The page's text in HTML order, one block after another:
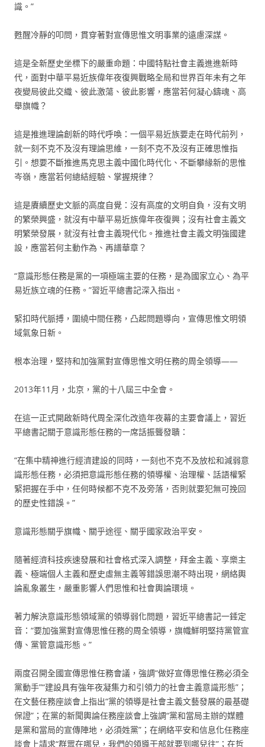
識。”
甦醒冷靜的叩問，貫穿著對宣傳思惟文明事業的遠慮深謀。
這是全新歷史坐標下的嚴重命題：中國特點社會主義進進新時
代，面對中華平易近族偉年夜復興戰略全局和世界百年未有之年
夜變局彼此交織、彼此激蕩、彼此影響，應當若何凝心鑄魂、高
舉旗幟？
這是推進理論創新的時代呼喚：一個平易近族要走在時代前列，
就一刻不克不及沒有理論思維，一刻不克不及沒有正確思惟指
引。想要不斷推進馬克思主義中國化時代化、不斷攀緣新的思惟
岑嶺，應當若何總結經驗、掌握規律？
這是賡續歷史文脈的高度自覺：沒有高度的文明自負，沒有文明
的繁榮興盛，就沒有中華平易近族偉年夜復興；沒有社會主義文
明繁榮發展，就沒有社會主義現代化。推進社會主義文明強國建
設，應當若何主動作為、再譜華章？
“意識形態任務是黨的一項極端主要的任務，是為國家立心、為平
易近族立魂的任務。”習近平總書記深入指出。
緊扣時代脈搏，圍繞中間任務，凸起問題導向，宣傳思惟文明領
域氣象日新。
根本治理，堅持和加強黨對宣傳思惟文明任務的周全領導——
2013年11月，北京，黨的十八屆三中全會。
在這一正式開啟新時代周全深化改造年夜幕的主要會議上，習近
平總書記關于意識形態任務的一席話振聾發聵：
“在集中精神進行經濟建設的同時，一刻也不克不及放松和減弱意
識形態任務，必須把意識形態任務的領導權、治理權、話語權緊
緊把握在手中，任何時候都不克不及旁落，否則就要犯無可挽回
的歷史性錯誤。”
意識形態關乎旗幟、關乎途徑、關乎國家政治平安。
隨著經濟科技疾速發展和社會格式深入調整，拜金主義、享樂主
義、極端個人主義和歷史虛無主義等錯誤思潮不時出現，網絡輿
論亂象叢生，嚴重影響人們思惟和社會輿論環境。
著力解決意識形態領域黨的領導弱化問題，習近平總書記一錘定
音：“要加強黨對宣傳思惟任務的周全領導，旗幟鮮明堅持黨管宣
傳、黨管意識形態。”
兩度召開全國宣傳思惟任務會議，強調“做好宣傳思惟任務必須全
黨動手”“建設具有強年夜凝集力和引領力的社會主義意識形態”；
在文藝任務座談會上指出“黨的領導是社會主義文藝發展的最基礎
保證”；在黨的新聞輿論任務座談會上強調“黨和當局主辦的媒體
是黨和當局的宣傳陣地，必須姓黨”；在網絡平安和信息化任務座
談會上請求“群眾在哪兒，我們的領導干部就要到哪兒往”；在哲